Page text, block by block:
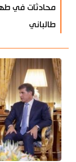
محادثات في
طالباني